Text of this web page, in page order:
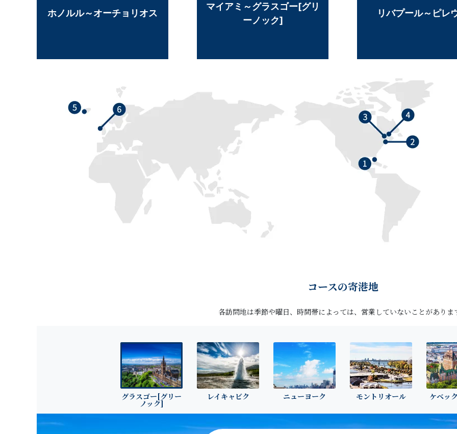
ホノルル～オーチョリオス
マイアミ～グラスゴー[グリ
ーノック]
リバプール～ピレ
コースの寄港地
各訪問地は季節や曜日、時間帯によっては、営業していないことがありま
グラスゴー[グリー
ノック]
レイキャビク ニューヨーク モントリオール ケベッ